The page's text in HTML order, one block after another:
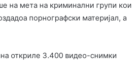
на мета на криминални групи кои
порнографски материјал, а
откриле 3.400 видео-снимки